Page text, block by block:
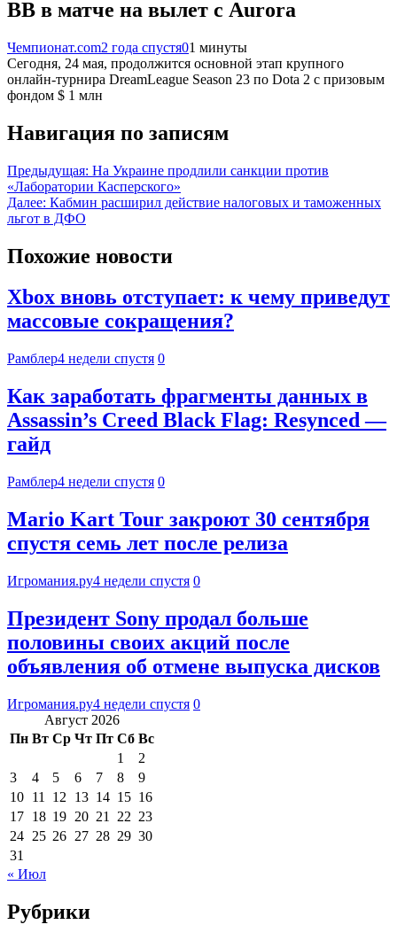
BB в матче на вылет с Aurora
Чемпионат.com2 года спустя01 минуты
Сегодня, 24 мая, продолжится основной этап крупного
онлайн-турнира DreamLeague Season 23 по Dota 2 с призовым
фондом $ 1 млн
Навигация по записям
Предыдущая: На Украине продлили санкции против
«Лаборатории Касперского»
Далее: Кабмин расширил действие налоговых и таможенных
льгот в ДФО
Похожие новости
Xbox вновь отступает: к чему приведут
массовые сокращения?
Рамблер4 недели спустя 0
Как заработать фрагменты данных в
Assassin’s Creed Black Flag: Resynced —
гайд
Рамблер4 недели спустя 0
Mario Kart Tour закроют 30 сентября
спустя семь лет после релиза
Игромания.ру4 недели спустя 0
Президент Sony продал больше
половины своих акций после
объявления об отмене выпуска дисков
Игромания.ру4 недели спустя 0
Август 2026
Пн Вт Ср Чт Пт Сб Вс
1
2
3
4 5 6 7 8
9
10 11 12 13 14 15 16
17 18 19 20 21 22 23
24 25 26 27 28 29 30
31
« Июл
Рубрики